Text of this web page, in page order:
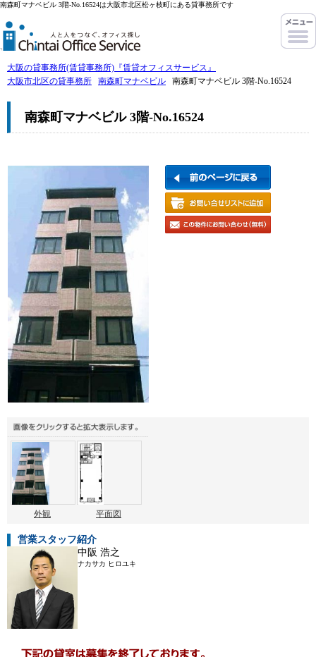
南森町マナベビル 3階-No.16524は大阪市北区松ヶ枝町にある貸事務所です
大阪の貸事務所(賃貸事務所)『賃貸オフィスサービス』
大阪市北区の貸事務所
南森町マナベビル 南森町マナベビル 3階-No.16524
南森町マナベビル 3階-No.16524
外観 平面図
営業スタッフ紹介
中阪 浩之
ナカサカ ヒロユキ